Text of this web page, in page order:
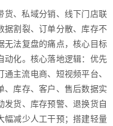
货、私域分销、线下门店联
据割裂、订单分散、库存不
无法复盘的痛点，核心目标
动化。核心落地逻辑：优先
主流电商、短视频平台、
、库存、客户、售后数据实
发货、库存预警、退换货自
幅减少人工干预；搭建轻量